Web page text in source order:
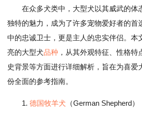
在众多犬类中，大型犬以其威武的体
独特的魅力，成为了许多宠物爱好者的首
中的忠诚卫士，更是主人的忠实伴侣。本
亮的大型犬品种 ，从其外观特征、性格
史背景等方面进行详细解析，旨在为喜爱
份全面的参考指南。
1. 德国牧羊犬 （German Shepherd）